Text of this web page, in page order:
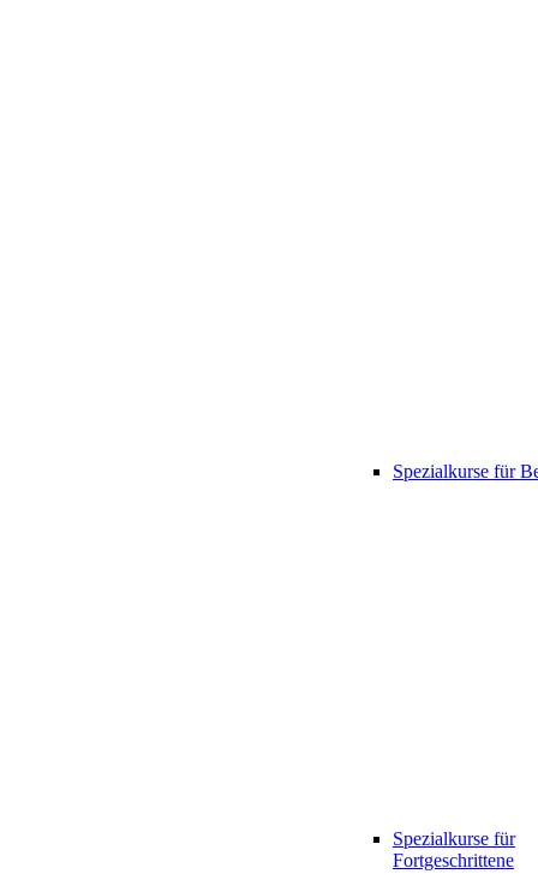
Spezialkurse für
Spezialkurse für
Fortgeschrittene